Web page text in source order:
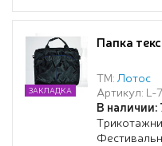
Папка
ТМ:Лотос
Артикул: L-
В наличии:
ЗАКЛАДКА